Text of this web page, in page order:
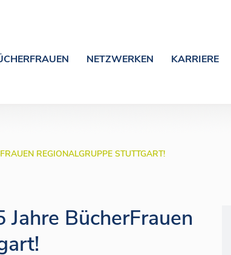
NETZWERKEN KARRIERE
REGIONALGRUPPE STUTTGART!
BücherFrauen